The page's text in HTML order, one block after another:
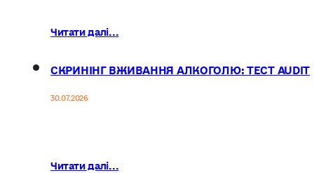
Читати далі...
СКРИНІНГ ВЖИВАННЯ АЛКОГОЛЮ: ТЕСТ AUDIT
30.07.2026
Читати далі...